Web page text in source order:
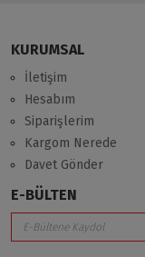
KURUMSAL
İletişim
Hesabım
Siparişlerim
Kargom Nerede
Davet Gönder
E-BÜLTEN